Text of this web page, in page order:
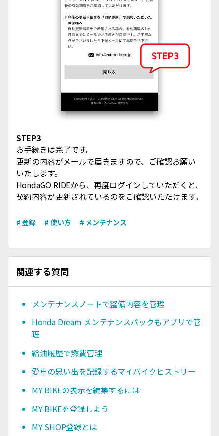
STEP3
お手続きは完了です。
更新の内容がメールで届きますので、ご確認お願い
いたします。
HondaGO RIDEから、再度ログインしていただくと、
契約内容が更新されているのをご確認いただけます。
# 登録 # 使い方 # メンテナンス
関連する質問
メンテナンスノートで整備内容を管理
Honda Dream メンテナンスパックもアプリで管
理
給油履歴で燃費管理
愛車の思い出を記録するマイバイクヒストリー
MY BIKEの表示を編集するには
MY BIKEを登録しよう
MY SHOP登録とは